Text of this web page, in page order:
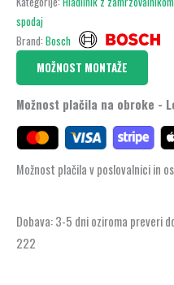
spodaj
Brand: Bosch
MOŽNOST MONTAŽE
Možnost plačila na obroke -
Možnost plačila v poslovalnici in
Dobava: 3-5 dni oziroma preveri
222